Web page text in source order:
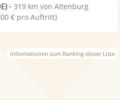
-319 km von Altenburg
€ pro Auftritt)
Informationen zum Ranking dieser Liste